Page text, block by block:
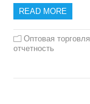
READ MORE
Оптовая торговля
отчетность